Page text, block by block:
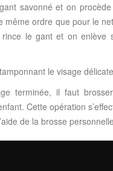
savonné et on
même ordre que pour le
le gant et on enlève
le visage
terminée, il faut
Cette opération
de la brosse